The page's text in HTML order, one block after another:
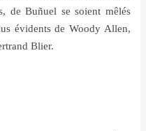
de Buñuel se soient mêlés
évidents de Woody Allen,
Blier.